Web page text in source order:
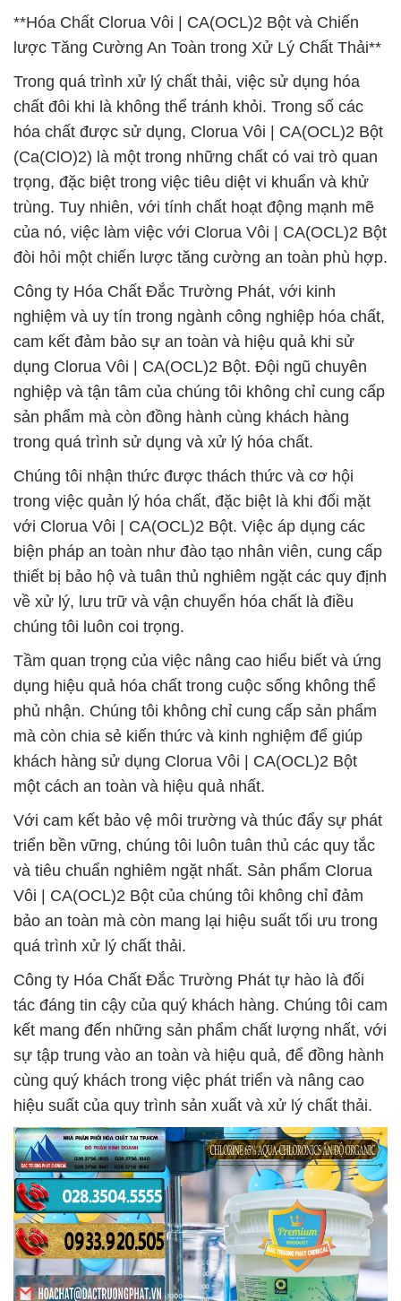
**Hóa Chất Clorua Vôi | CA(OCL)2 Bột và Chiến
lược Tăng Cường An Toàn trong Xử Lý Chất Thải**
Trong quá trình xử lý chất thải, việc sử dụng hóa
chất đôi khi là không thể tránh khỏi. Trong số các
hóa chất được sử dụng, Clorua Vôi | CA(OCL)2 Bột
(Ca(ClO)2) là một trong những chất có vai trò quan
trọng, đặc biệt trong việc tiêu diệt vi khuẩn và khử
trùng. Tuy nhiên, với tính chất hoạt động mạnh mẽ
của nó, việc làm việc với Clorua Vôi | CA(OCL)2 Bột
đòi hỏi một chiến lược tăng cường an toàn phù hợp.
Công ty Hóa Chất Đắc Trường Phát, với kinh
nghiệm và uy tín trong ngành công nghiệp hóa chất,
cam kết đảm bảo sự an toàn và hiệu quả khi sử
dụng Clorua Vôi | CA(OCL)2 Bột. Đội ngũ chuyên
nghiệp và tận tâm của chúng tôi không chỉ cung cấp
sản phẩm mà còn đồng hành cùng khách hàng
trong quá trình sử dụng và xử lý hóa chất.
Chúng tôi nhận thức được thách thức và cơ hội
trong việc quản lý hóa chất, đặc biệt là khi đối mặt
với Clorua Vôi | CA(OCL)2 Bột. Việc áp dụng các
biện pháp an toàn như đào tạo nhân viên, cung cấp
thiết bị bảo hộ và tuân thủ nghiêm ngặt các quy định
về xử lý, lưu trữ và vận chuyển hóa chất là điều
chúng tôi luôn coi trọng.
Tầm quan trọng của việc nâng cao hiểu biết và ứng
dụng hiệu quả hóa chất trong cuộc sống không thể
phủ nhận. Chúng tôi không chỉ cung cấp sản phẩm
mà còn chia sẻ kiến thức và kinh nghiệm để giúp
khách hàng sử dụng Clorua Vôi | CA(OCL)2 Bột
một cách an toàn và hiệu quả nhất.
Với cam kết bảo vệ môi trường và thúc đẩy sự phát
triển bền vững, chúng tôi luôn tuân thủ các quy tắc
và tiêu chuẩn nghiêm ngặt nhất. Sản phẩm Clorua
Vôi | CA(OCL)2 Bột của chúng tôi không chỉ đảm
bảo an toàn mà còn mang lại hiệu suất tối ưu trong
quá trình xử lý chất thải.
Công ty Hóa Chất Đắc Trường Phát tự hào là đối
tác đáng tin cậy của quý khách hàng. Chúng tôi cam
kết mang đến những sản phẩm chất lượng nhất, với
sự tập trung vào an toàn và hiệu quả, để đồng hành
cùng quý khách trong việc phát triển và nâng cao
hiệu suất của quy trình sản xuất và xử lý chất thải.